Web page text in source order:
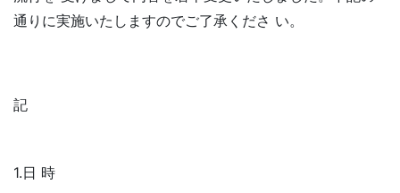
通りに実施いたしますのでご了承くださ い。
記
1.日 時